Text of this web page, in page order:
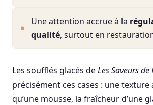
Une attention accrue à la
qualité, surtout en
Les soufflés glacés deLes Saveurs de
précisément ces cases : une texture
qu’une mousse, la fraîcheur d’une